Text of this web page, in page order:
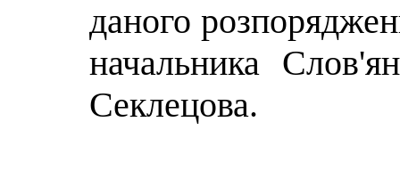
даного
начальника
Секлецова.